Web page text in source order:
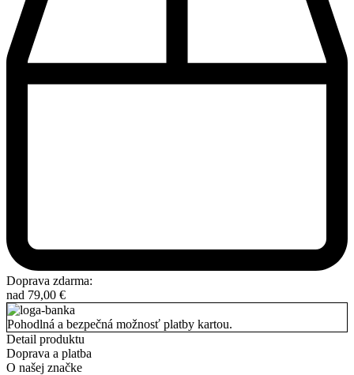
Doprava zdarma:
nad 79,00 €
Pohodlná a bezpečná možnosť platby kartou.
Detail produktu
Doprava a platba
O našej značke